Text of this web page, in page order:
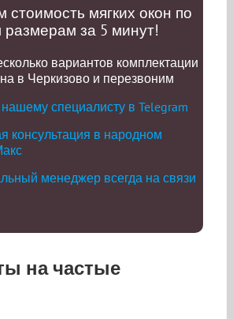
стоимость мягких окон по
за 5 минут!
вариантов комплектации
в Черкизово и перезвоним
на частые